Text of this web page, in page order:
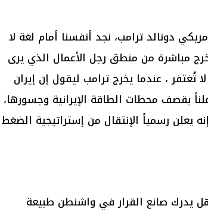
دونالد ترامب، نجد أنفسنا أمام لغة لا
مباشرة من منطق رجل الأعمال الذي يرى
تُغتفر ، عندما يخرج ترامب ليقول إن إيران
بقصف محطات الطاقة الإيرانية وجسورها،
يعلن رسمياً الإنتقال من إستراتيجية الضغط
صانع القرار في واشنطن طبيعة